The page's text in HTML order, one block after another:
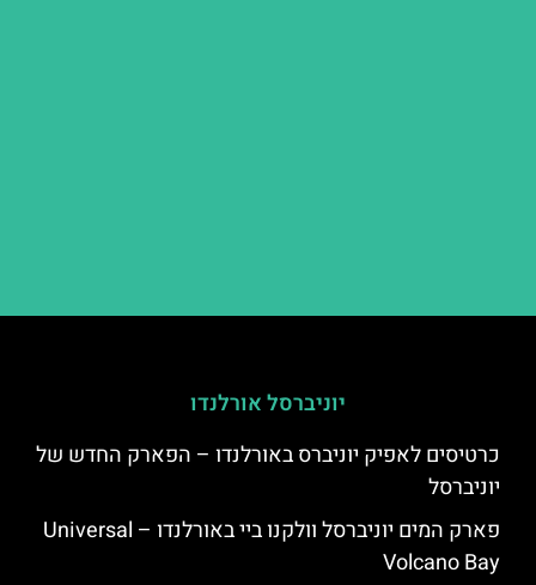
יוניברסל אורלנדו
כרטיסים לאפיק יוניברס באורלנדו – הפארק החדש של
יוניברסל
פארק המים יוניברסל וולקנו ביי באורלנדו – Universal
Volcano Bay